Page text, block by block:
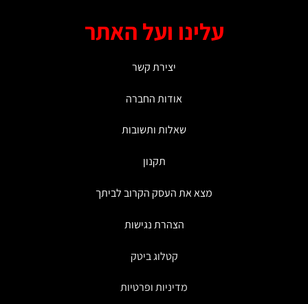
עלינו ועל האתר
יצירת קשר
אודות החברה
שאלות ותשובות
מצא את העסק הקרוב לביתך
הצהרת נגישות
קטלוג ביטק
מדיניות ופרטיות